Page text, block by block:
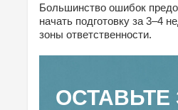
Большинство ошибок
начать подготовку за 3–4
зоны ответственности.
ОСТАВЬТЕ